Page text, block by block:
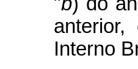
Interno